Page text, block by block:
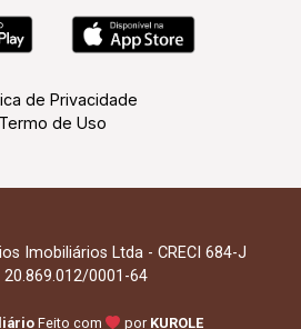
de Privacidade
Termo de Uso
Imobiliários Ltda - CRECI 684-J
20.869.012/0001-64
Feito com por KUROLE